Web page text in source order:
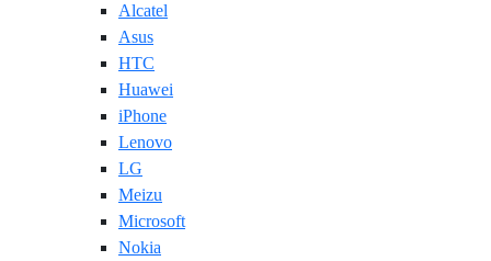
Alcatel
Asus
HTC
Huawei
iPhone
Lenovo
LG
Meizu
Microsoft
Nokia